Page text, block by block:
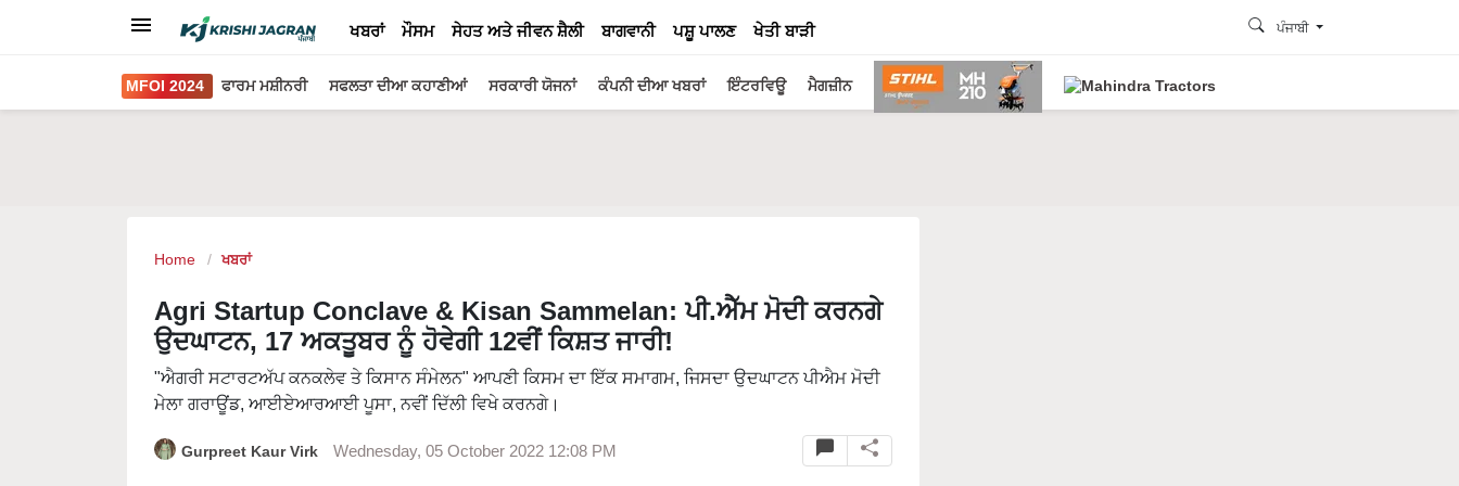
ਖਬਰਾਂ ਮੌਸਮ ਸੇਹਤ ਅਤੇ ਜੀਵਨ ਸ਼ੈਲੀ ਬਾਗਵਾਨੀ ਪਸ਼ੂ ਪਾਲਣ ਖੇਤੀ ਬਾੜੀ ਪੰਜਾਬੀ
MFOI 2024 ਫਾਰਮ ਮਸ਼ੀਨਰੀ ਸਫਲਤਾ ਦੀਆ ਕਹਾਣੀਆਂ ਸਰਕਾਰੀ ਯੋਜਨਾਂ ਕੰਪਨੀ ਦੀਆ ਖਬਰਾਂ ਇੰਟਰਵਿਊ ਮੈਗਜ਼ੀਨ
Home ਖਬਰਾਂ
Agri Startup Conclave & Kisan Sammelan: ਪੀ.ਐੱਮ ਮੋਦੀ ਕਰਨਗੇ
ਉਦਘਾਟਨ, 17 ਅਕਤੂਬਰ ਨੂੰ ਹੋਵੇਗੀ 12ਵੀਂ ਕਿਸ਼ਤ ਜਾਰੀ!
"ਐਗਰੀ ਸਟਾਰਟਅੱਪ ਕਨਕਲੇਵ ਤੇ ਕਿਸਾਨ ਸੰਮੇਲਨ" ਆਪਣੀ ਕਿਸਮ ਦਾ ਇੱਕ ਸਮਾਗਮ, ਜਿਸਦਾ ਉਦਘਾਟਨ ਪੀਐਮ ਮੋਦੀ
ਮੇਲਾ ਗਰਾਊਂਡ, ਆਈਏਆਰਆਈ ਪੂਸਾ, ਨਵੀਂ ਦਿੱਲੀ ਵਿਖੇ ਕਰਨਗੇ।
Gurpreet Kaur Virk Wednesday, 05 October 2022 12:08 PM